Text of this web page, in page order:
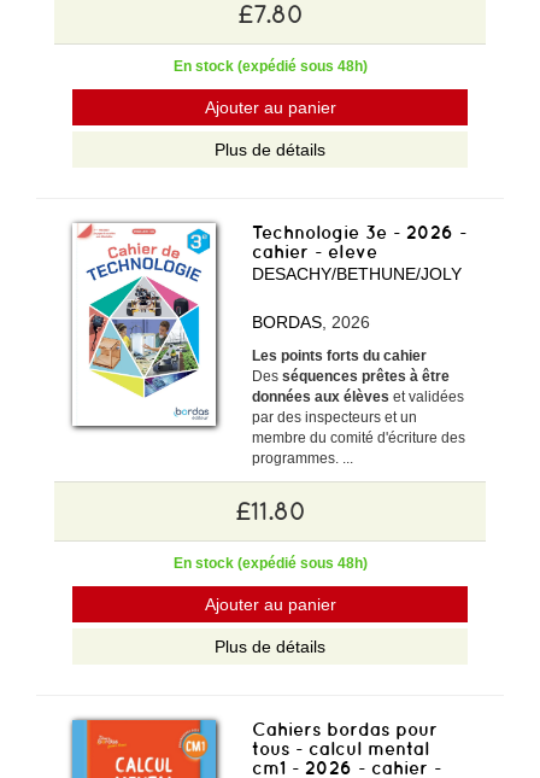
£7.80
En stock (expédié sous 48h)
Ajouter au panier
Plus de détails
Technologie 3e - 2026 -
cahier - eleve
DESACHY/BETHUNE/JOLY
BORDAS , 2026
Les points forts du cahier
Desséquences prêtes à être
données aux élèves et validées
par des inspecteurs et un
membre du comité d'écriture des
programmes. ...
£11.80
En stock (expédié sous 48h)
Ajouter au panier
Plus de détails
Cahiers bordas pour
tous - calcul mental
cm1 - 2026 - cahier -